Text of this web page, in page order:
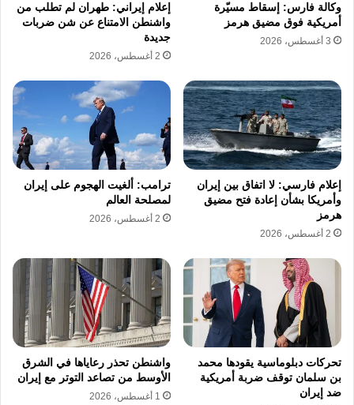
للمرشد علي خامنئي اللواء شيرازي ورفاقه”.
موقعا يبعد ما بين 70 و80 مترا عن مكان عمل
المرشد”.
وكالة فارس: إسقاط مسيّرة
أمريكية فوق مضيق هرمز
3 أغسطس، 2026
إعلام إيراني: طهران لم تطلب من
واشنطن الامتناع عن شن ضربات
جديدة
2 أغسطس، 2026
إعلام فارسي: لا اتفاق بين إيران
وأمريكا بشأن إعادة فتح مضيق
هرمز
2 أغسطس، 2026
ترامب: ألغيت الهجوم على إيران
لمصلحة العالم
2 أغسطس، 2026
تحركات دبلوماسية يقودها محمد
بن سلمان توقف ضربة أمريكية
ضد إيران
واشنطن تحذر رعاياها في الشرق
الأوسط من تصاعد التوتر مع إيران
1 أغسطس، 2026